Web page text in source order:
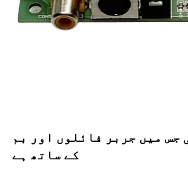
جربر فائلوں اور بم
کے ساتھ ہے